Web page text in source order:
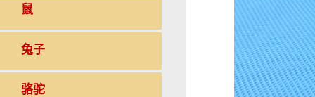
鼠
兔子
骆驼